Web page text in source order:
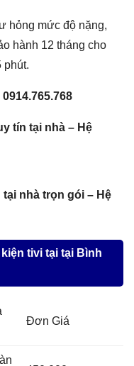
hỏng mức độ nặng,
hành 12 tháng cho
phút.
tín tại nhà – Hệ
nhà trọn gói – Hệ
tivi tại tại Bình
Đơn Giá